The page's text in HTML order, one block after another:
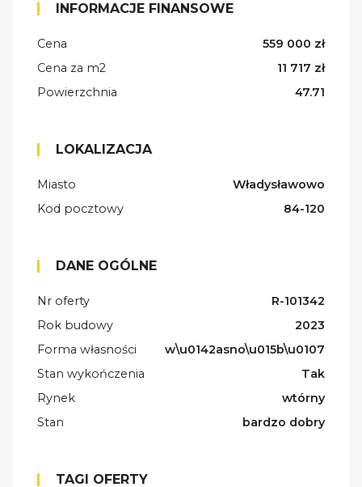
INFORMACJE FINANSOWE
Cena
559 000 zł
Cena za m2
11 717 zł
Powierzchnia
47.71
LOKALIZACJA
Miasto
Władysławowo
Kod pocztowy
84-120
DANE OGÓLNE
Nr oferty
R-101342
Rok budowy
2023
Forma własności
w\u0142asno\u015b\u0107
Stan wykończenia
Tak
Rynek
wtórny
Stan
bardzo dobry
TAGI OFERTY